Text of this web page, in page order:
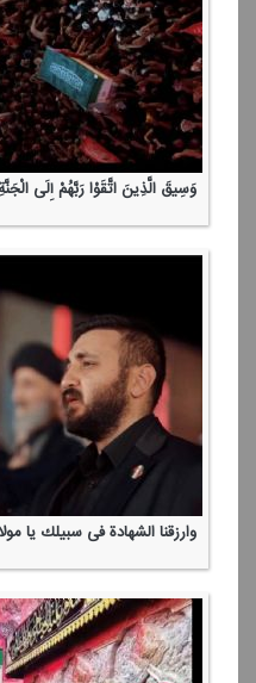
وَسِیقَ الَّذِینَ اتَّقَوْا رَبَّهُمْ إِلَی
وارزقنا الشهادة فی سبیلك یا